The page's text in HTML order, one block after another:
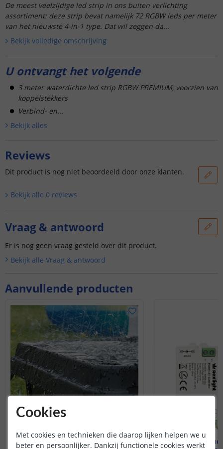
De meest veelzijdige led strip in ons buiten verlichting
assortiment: deze strip bevat namelijk 72 RGBW leds per meter
van het nieuwste 4-in-1 type. Dat wil zeggen da...
Bekijk volledige omschrijving
U ontvangt het volgende
3 meter waterdichte led strip RGBW PREMIUM, voorzien van
koppelstekkers
Verbind- en...
Bekijk alles
Aanvullende producten
Waterdichte behuizing
Luxe
Reviews
Dit product is nog niet beoordeeld door onze klanten.
Bekijk alle 0 reviews
Vraag & antwoord
Er is nog geen vraag gesteld over dit product.
Bekijk alle Vraag & antwoord
Cookies
Met cookies en technieken die daarop lijken helpen we u
beter en persoonlijker. Dankzij functionele cookies werkt